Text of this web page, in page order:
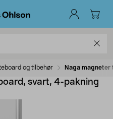
og tilbehør Naga
svart, 4-pakning